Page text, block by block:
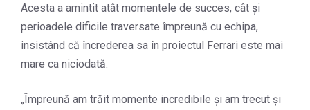
Acesta a amintit atât momentele de succes, cât și
perioadele dificile traversate împreună cu echipa,
insistând că încrederea sa în proiectul Ferrari este mai
mare ca niciodată.
„Împreună am trăit momente incredibile și am trecut și